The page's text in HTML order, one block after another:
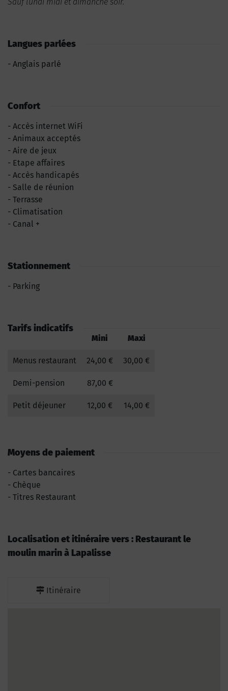
Langues parlées
Anglais parlé
Confort
Accès internet WiFi
Animaux acceptés
Aire de jeux
Etape affaires
Accès handicapés
Salle de réunion
Terrasse
Climatisation
Canal +
Stationnement
Parking
Tarifs indicatifs
Mini Maxi
Menus restaurant 24,00 € 30,00 €
Demi-pension 87,00 €
Petit déjeuner 12,00 € 14,00 €
Moyens de paiement
Cartes bancaires
Chèque
Titres Restaurant
Localisation et itinéraire vers : Restaurant le
moulin marin à Lapalisse
Itinéraire